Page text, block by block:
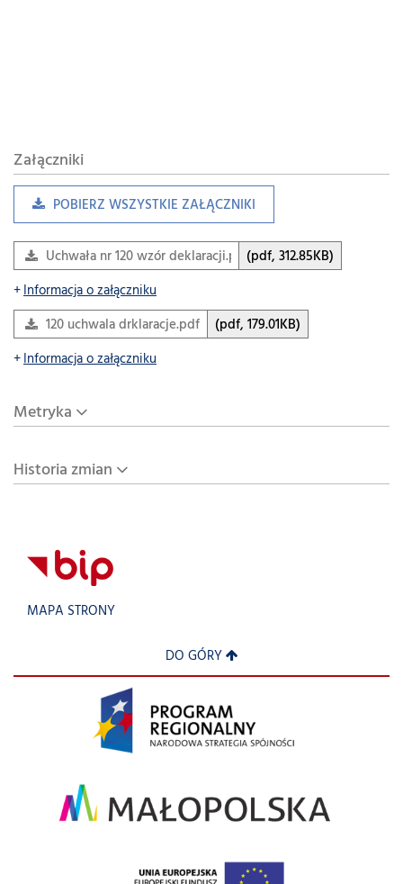
Załączniki
POBIERZ WSZYSTKIE ZAŁĄCZNIKI
Uchwała nr 120 wzór deklaracji.pdf(pdf, 312.85KB)
Informacja o załączniku
120 uchwala drklaracje.pdf
(pdf, 179.01KB)
Informacja o załączniku
Metryka
Historia zmian
MAPA STRONY
DO GÓRY